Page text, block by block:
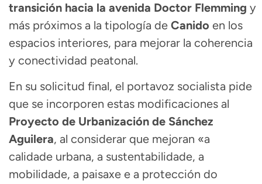
transición hacia la avenida Doctor Flemming y
más próximos a la tipología de Canido en los
espacios interiores, para mejorar la coherencia
y conectividad peatonal.
En su solicitud final, el portavoz socialista pide
que se incorporen estas modificaciones al
Proyecto de Urbanización de Sánchez
Aguilera, al considerar que mejoran «a
calidade urbana, a sustentabilidade, a
mobilidade, a paisaxe e a protección do